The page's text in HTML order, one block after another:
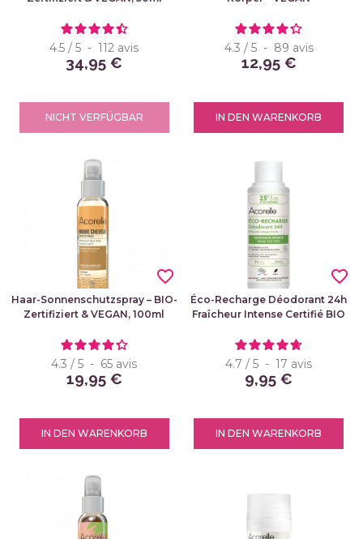
4.5 / 5 - 112 avis
34,95 €
NICHT VERFÜGBAR
4.3 / 5 - 89 avis
12,95 €
IN DEN WARENKORB
Haar-Sonnenschutzspray – BIO-
Zertifiziert & VEGAN, 100ml
4.3 / 5 - 65 avis
19,95 €
IN DEN WARENKORB
favorite_border
Éco-Recharge Déodorant 24h
Fraîcheur Intense Certifié BIO
4.7 / 5 - 17 avis
9,95 €
IN DEN WARENKORB
favorite_border